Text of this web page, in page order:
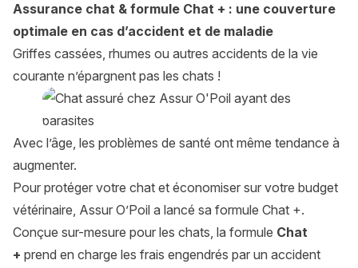
Assurance chat & formule Chat + : une couverture
optimale en cas d’accident et de maladie
Griffes cassées, rhumes ou autres accidents de la vie
courante n’épargnent pas les chats !
Avec l’âge, les problèmes de santé ont même tendance à
augmenter.
Pour protéger votre chat et économiser sur votre budget
vétérinaire, Assur O’Poil a lancé sa formule Chat +.
Conçue sur-mesure pour les chats, la formule Chat
+ prend en charge les frais engendrés par un accident